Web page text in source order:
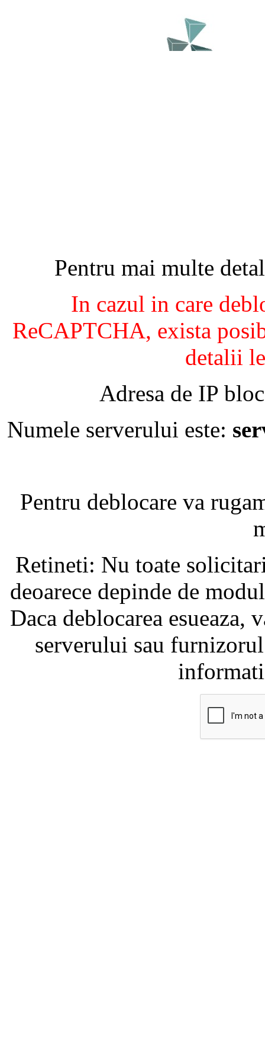
Pentru mai multe
In cazul in care
ReCAPTCHA, exista
detalii
Adresa de IP
Numele serverului este:
Pentru deblocare va
Retineti: Nu toate
deoarece depinde de
Daca deblocarea
serverului sau